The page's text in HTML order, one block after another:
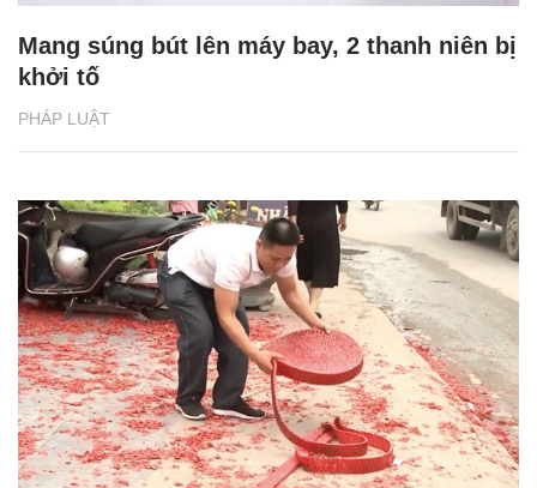
PHÁP LUẬT
Mang súng bút lên máy bay, 2 thanh niên bị
khởi tố